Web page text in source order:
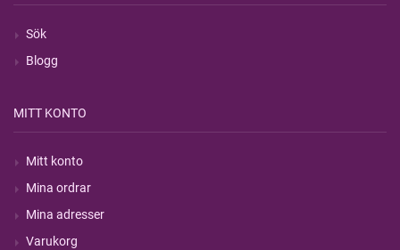
Sök
Blogg
MITT KONTO
Mitt konto
Mina ordrar
Mina adresser
Varukorg